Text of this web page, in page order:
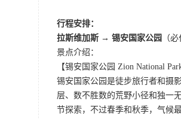
行程安排：
拉斯维加斯 → 锡安国家公园
（
景点介绍：
【锡安国家公园 Zion National
锡安国家公园是徒步旅行者和摄
层、数不胜数的荒野小径和独一
节探索，不过春季和秋季，气候